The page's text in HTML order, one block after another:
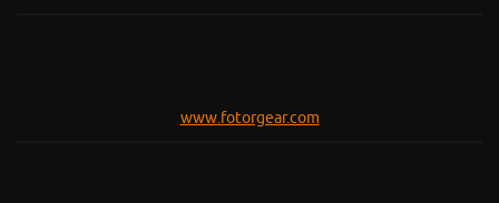
www.fotorgear.com